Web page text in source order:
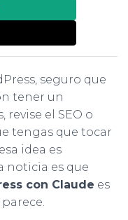
seguro que
tener un
el SEO o
tengas que tocar
idea es
noticia es que
con Claude es